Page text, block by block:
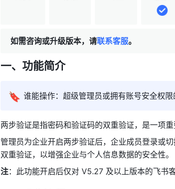
如需咨询或升级版本，请联系客服。
一、功能简介
🔖 谁能操作：超级管理员或拥有账号安全权限
两步验证是指密码和验证码的双重验证，是一项重
管理员为企业开启两步验证后，企业成员登录或
双重验证，以增强企业与个人信息数据的安全性。
注：此功能开启后仅对 V5.27 及以上版本的飞书客